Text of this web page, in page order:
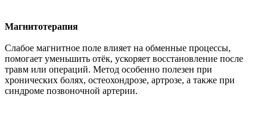
Магнитотерапия
Слабое магнитное поле влияет на обменные процессы,
помогает уменьшить отёк, ускоряет восстановление после
травм или операций. Метод особенно полезен при
хронических болях, остеохондрозе, артрозе, а также при
синдроме позвоночной артерии.